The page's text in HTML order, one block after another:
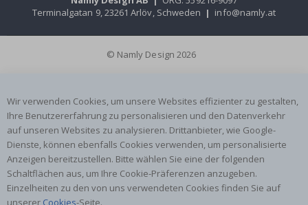
Terminalgatan 9, 23261 Arlöv, Schweden | info@namly.at
© Namly Design 2026
Wir verwenden Cookies, um unsere Websites effizienter zu gestalten,
Ihre Benutzererfahrung zu personalisieren und den Datenverkehr
auf unseren Websites zu analysieren. Drittanbieter, wie Google-
Dienste, können ebenfalls Cookies verwenden, um personalisierte
Anzeigen bereitzustellen. Bitte wählen Sie eine der folgenden
Schaltflächen aus, um Ihre Cookie-Präferenzen anzugeben.
Einzelheiten zu den von uns verwendeten Cookies finden Sie auf
unserer Cookies-Seite.